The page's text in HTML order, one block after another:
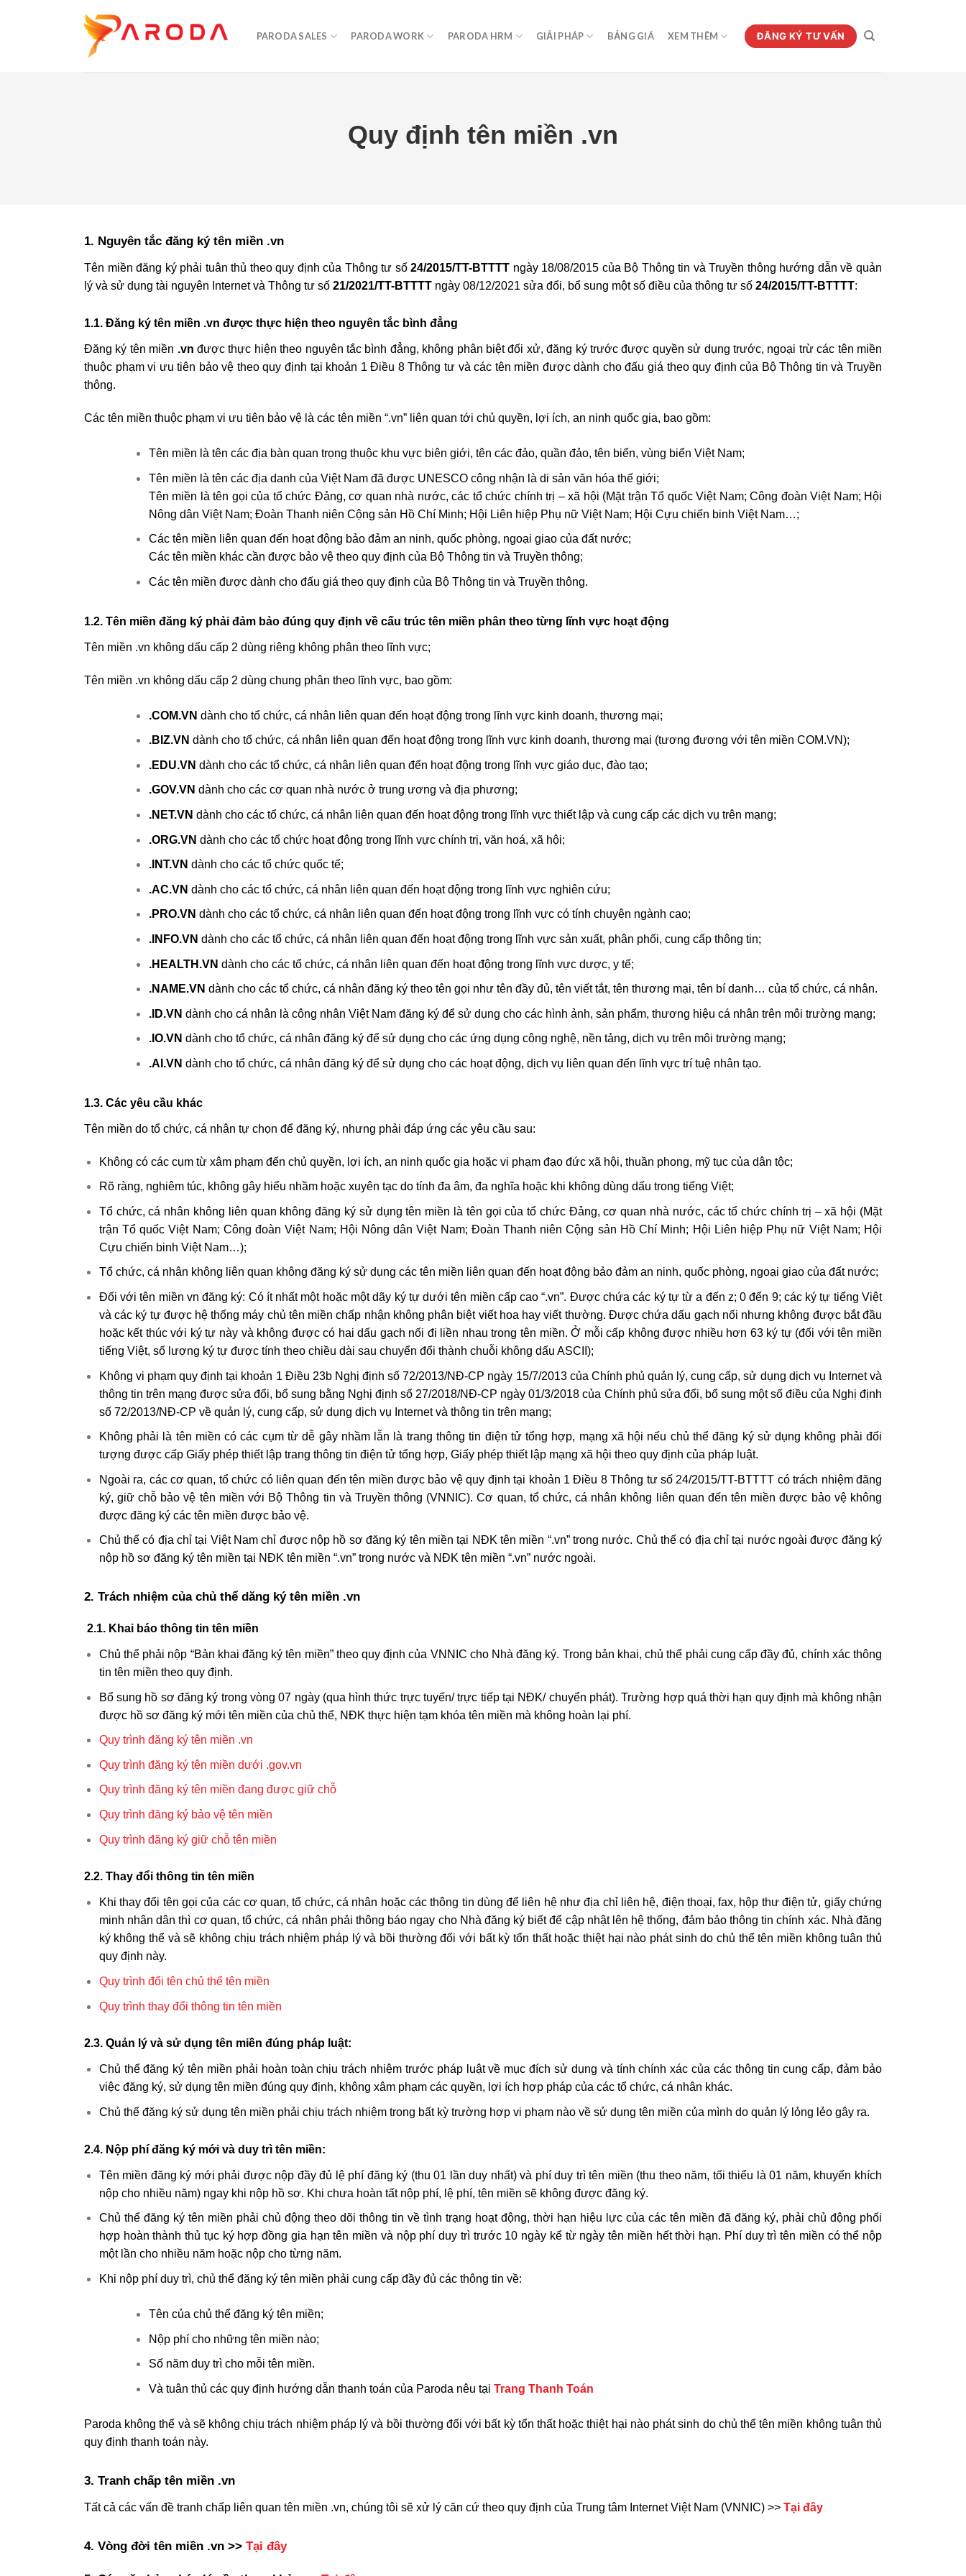
PARODA SALES PARODA WORK PARODA HRM GIẢI PHÁP BẢNG GIÁ XEM THÊM ĐĂNG KÝ TƯ VẤN
Quy định tên miền .vn
1. Nguyên tắc đăng ký tên miền .vn
Tên miền đăng ký phải tuân thủ theo quy định của Thông tư số24/2015/TT-BTTTT ngày 18/08/2015 của Bộ Thông tin và Truyền thông hướng dẫn về quản
lý và sử dụng tài nguyên Internet và Thông tư số 21/2021/TT-BTTTT ngày 08/12/2021 sửa đổi, bổ sung một số điều của thông tư số 24/2015/TT-BTTTT:
1.1. Đăng ký tên miền .vn được thực hiện theo nguyên tắc bình đẳng
Đăng ký tên miền .vn được thực hiện theo nguyên tắc bình đẳng, không phân biệt đối xử, đăng ký trước được quyền sử dụng trước, ngoại trừ các tên miền
thuộc phạm vi ưu tiên bảo vệ theo quy định tại khoản 1 Điều 8 Thông tư và các tên miền được dành cho đấu giá theo quy định của Bộ Thông tin và Truyền
thông.
Các tên miền thuộc phạm vi ưu tiên bảo vệ là các tên miền “.vn” liên quan tới chủ quyền, lợi ích, an ninh quốc gia, bao gồm:
Tên miền là tên các địa bàn quan trọng thuộc khu vực biên giới, tên các đảo, quần đảo, tên biển, vùng biển Việt Nam;
Tên miền là tên các địa danh của Việt Nam đã được UNESCO công nhận là di sản văn hóa thế giới;
Tên miền là tên gọi của tổ chức Đảng, cơ quan nhà nước, các tổ chức chính trị – xã hội (Mặt trận Tổ quốc Việt Nam; Công đoàn Việt Nam; Hội
Nông dân Việt Nam; Đoàn Thanh niên Cộng sản Hồ Chí Minh; Hội Liên hiệp Phụ nữ Việt Nam; Hội Cựu chiến binh Việt Nam…;
Các tên miền liên quan đến hoạt động bảo đảm an ninh, quốc phòng, ngoại giao của đất nước;
Các tên miền khác cần được bảo vệ theo quy định của Bộ Thông tin và Truyền thông;
Các tên miền được dành cho đấu giá theo quy định của Bộ Thông tin và Truyền thông.
1.2. Tên miền đăng ký phải đảm bảo đúng quy định về cấu trúc tên miền phân theo từng lĩnh vực hoạt động
Tên miền .vn không dấu cấp 2 dùng riêng không phân theo lĩnh vực;
Tên miền .vn không dấu cấp 2 dùng chung phân theo lĩnh vực, bao gồm:
.COM.VN dành cho tổ chức, cá nhân liên quan đến hoạt động trong lĩnh vực kinh doanh, thương mại;
.BIZ.VN dành cho tổ chức, cá nhân liên quan đến hoạt động trong lĩnh vực kinh doanh, thương mại (tương đương với tên miền COM.VN);
.EDU.VN dành cho các tổ chức, cá nhân liên quan đến hoạt động trong lĩnh vực giáo dục, đào tạo;
.GOV.VN dành cho các cơ quan nhà nước ở trung ương và địa phương;
.NET.VN dành cho các tổ chức, cá nhân liên quan đến hoạt động trong lĩnh vực thiết lập và cung cấp các dịch vụ trên mạng;
.ORG.VN dành cho các tổ chức hoạt động trong lĩnh vực chính trị, văn hoá, xã hội;
.INT.VN dành cho các tổ chức quốc tế;
.AC.VN dành cho các tổ chức, cá nhân liên quan đến hoạt động trong lĩnh vực nghiên cứu;
.PRO.VN dành cho các tổ chức, cá nhân liên quan đến hoạt động trong lĩnh vực có tính chuyên ngành cao;
.INFO.VN dành cho các tổ chức, cá nhân liên quan đến hoạt động trong lĩnh vực sản xuất, phân phối, cung cấp thông tin;
.HEALTH.VN dành cho các tổ chức, cá nhân liên quan đến hoạt động trong lĩnh vực dược, y tế;
.NAME.VN dành cho các tổ chức, cá nhân đăng ký theo tên gọi như tên đầy đủ, tên viết tắt, tên thương mại, tên bí danh… của tổ chức, cá nhân.
.ID.VN dành cho cá nhân là công nhân Việt Nam đăng ký để sử dụng cho các hình ảnh, sản phẩm, thương hiệu cá nhân trên môi trường mạng;
.IO.VN dành cho tổ chức, cá nhân đăng ký để sử dụng cho các ứng dụng công nghệ, nền tảng, dịch vụ trên môi trường mạng;
.AI.VN dành cho tổ chức, cá nhân đăng ký để sử dụng cho các hoạt động, dịch vụ liên quan đến lĩnh vực trí tuệ nhân tạo.
1.3. Các yêu cầu khác
Tên miền do tổ chức, cá nhân tự chọn để đăng ký, nhưng phải đáp ứng các yêu cầu sau:
Không có các cụm từ xâm phạm đến chủ quyền, lợi ích, an ninh quốc gia hoặc vi phạm đạo đức xã hội, thuần phong, mỹ tục của dân tộc;
Rõ ràng, nghiêm túc, không gây hiểu nhầm hoặc xuyên tạc do tính đa âm, đa nghĩa hoặc khi không dùng dấu trong tiếng Việt;
Tổ chức, cá nhân không liên quan không đăng ký sử dụng tên miền là tên gọi của tổ chức Đảng, cơ quan nhà nước, các tổ chức chính trị – xã hội (Mặt
trận Tổ quốc Việt Nam; Công đoàn Việt Nam; Hội Nông dân Việt Nam; Đoàn Thanh niên Cộng sản Hồ Chí Minh; Hội Liên hiệp Phụ nữ Việt Nam; Hội
Cựu chiến binh Việt Nam…);
Tổ chức, cá nhân không liên quan không đăng ký sử dụng các tên miền liên quan đến hoạt động bảo đảm an ninh, quốc phòng, ngoại giao của đất nước;
Đối với tên miền vn đăng ký: Có ít nhất một hoặc một dãy ký tự dưới tên miền cấp cao “.vn”. Được chứa các ký tự từ a đến z; 0 đến 9; các ký tự tiếng Việt
và các ký tự được hệ thống máy chủ tên miền chấp nhận không phân biệt viết hoa hay viết thường. Được chứa dấu gạch nối nhưng không được bắt đầu
hoặc kết thúc với ký tự này và không được có hai dấu gạch nối đi liền nhau trong tên miền. Ở mỗi cấp không được nhiều hơn 63 ký tự (đối với tên miền
tiếng Việt, số lượng ký tự được tính theo chiều dài sau chuyển đổi thành chuỗi không dấu ASCII);
Không vi phạm quy định tại khoản 1 Điều 23b Nghị định số 72/2013/NĐ-CP ngày 15/7/2013 của Chính phủ quản lý, cung cấp, sử dụng dịch vụ Internet và
thông tin trên mạng được sửa đổi, bổ sung bằng Nghị định số 27/2018/NĐ-CP ngày 01/3/2018 của Chính phủ sửa đổi, bổ sung một số điều của Nghị định
số 72/2013/NĐ-CP về quản lý, cung cấp, sử dụng dịch vụ Internet và thông tin trên mạng;
Không phải là tên miền có các cụm từ dễ gây nhầm lẫn là trang thông tin điện tử tổng hợp, mạng xã hội nếu chủ thể đăng ký sử dụng không phải đối
tượng được cấp Giấy phép thiết lập trang thông tin điện tử tổng hợp, Giấy phép thiết lập mạng xã hội theo quy định của pháp luật.
Ngoài ra, các cơ quan, tổ chức có liên quan đến tên miền được bảo vệ quy định tại khoản 1 Điều 8 Thông tư số 24/2015/TT-BTTTT có trách nhiệm đăng
ký, giữ chỗ bảo vệ tên miền với Bộ Thông tin và Truyền thông (VNNIC). Cơ quan, tổ chức, cá nhân không liên quan đến tên miền được bảo vệ không
được đăng ký các tên miền được bảo vệ.
Chủ thể có địa chỉ tại Việt Nam chỉ được nộp hồ sơ đăng ký tên miền tại NĐK tên miền “.vn” trong nước. Chủ thể có địa chỉ tại nước ngoài được đăng ký
nộp hồ sơ đăng ký tên miền tại NĐK tên miền “.vn” trong nước và NĐK tên miền “.vn” nước ngoài.
2. Trách nhiệm của chủ thể dăng ký tên miền .vn
2.1. Khai báo thông tin tên miền
Chủ thể phải nộp “Bản khai đăng ký tên miền” theo quy định của VNNIC cho Nhà đăng ký. Trong bản khai, chủ thể phải cung cấp đầy đủ, chính xác thông
tin tên miền theo quy định.
Bổ sung hồ sơ đăng ký trong vòng 07 ngày (qua hình thức trực tuyến/ trực tiếp tại NĐK/ chuyển phát). Trường hợp quá thời hạn quy định mà không nhận
được hồ sơ đăng ký mới tên miền của chủ thể, NĐK thực hiện tạm khóa tên miền mà không hoàn lại phí.
Quy trình đăng ký tên miền .vn
Quy trình đăng ký tên miền dưới .gov.vn
Quy trình đăng ký tên miền đang được giữ chỗ
Quy trình đăng ký bảo vệ tên miền
Quy trình đăng ký giữ chỗ tên miền
2.2. Thay đổi thông tin tên miền
Khi thay đổi tên gọi của các cơ quan, tổ chức, cá nhân hoặc các thông tin dùng để liên hệ như địa chỉ liên hệ, điện thoại, fax, hộp thư điện tử, giấy chứng
minh nhân dân thì cơ quan, tổ chức, cá nhân phải thông báo ngay cho Nhà đăng ký biết để cập nhật lên hệ thống, đảm bảo thông tin chính xác. Nhà đăng
ký không thể và sẽ không chịu trách nhiệm pháp lý và bồi thường đối với bất kỳ tổn thất hoặc thiệt hại nào phát sinh do chủ thể tên miền không tuân thủ
quy định này.
Quy trình đổi tên chủ thể tên miền
Quy trình thay đổi thông tin tên miền
2.3. Quản lý và sử dụng tên miền đúng pháp luật:
Chủ thể đăng ký tên miền phải hoàn toàn chịu trách nhiệm trước pháp luật về mục đích sử dụng và tính chính xác của các thông tin cung cấp, đảm bảo
việc đăng ký, sử dụng tên miền đúng quy định, không xâm phạm các quyền, lợi ích hợp pháp của các tổ chức, cá nhân khác.
Chủ thể đăng ký sử dụng tên miền phải chịu trách nhiệm trong bất kỳ trường hợp vi phạm nào về sử dụng tên miền của mình do quản lý lỏng lẻo gây ra.
2.4. Nộp phí đăng ký mới và duy trì tên miền:
Tên miền đăng ký mới phải được nộp đầy đủ lệ phí đăng ký (thu 01 lần duy nhất) và phí duy trì tên miền (thu theo năm, tối thiểu là 01 năm, khuyến khích
nộp cho nhiều năm) ngay khi nộp hồ sơ. Khi chưa hoàn tất nộp phí, lệ phí, tên miền sẽ không được đăng ký.
Chủ thể đăng ký tên miền phải chủ động theo dõi thông tin về tình trạng hoạt động, thời hạn hiệu lực của các tên miền đã đăng ký, phải chủ động phối
hợp hoàn thành thủ tục ký hợp đồng gia hạn tên miền và nộp phí duy trì trước 10 ngày kể từ ngày tên miền hết thời hạn. Phí duy trì tên miền có thể nộp
một lần cho nhiều năm hoặc nộp cho từng năm.
Khi nộp phí duy trì, chủ thể đăng ký tên miền phải cung cấp đầy đủ các thông tin về:
Tên của chủ thể đăng ký tên miền;
Nộp phí cho những tên miền nào;
Số năm duy trì cho mỗi tên miền.
Và tuân thủ các quy định hướng dẫn thanh toán của Paroda nêu tại Trang Thanh Toán
Paroda không thể và sẽ không chịu trách nhiệm pháp lý và bồi thường đối với bất kỳ tổn thất hoặc thiệt hại nào phát sinh do chủ thể tên miền không tuân thủ
quy định thanh toán này.
3. Tranh chấp tên miền .vn
Tất cả các vấn đề tranh chấp liên quan tên miền .vn, chúng tôi sẽ xử lý căn cứ theo quy định của Trung tâm Internet Việt Nam (VNNIC) >> Tại đây
4. Vòng đời tên miền .vn >> Tại đây